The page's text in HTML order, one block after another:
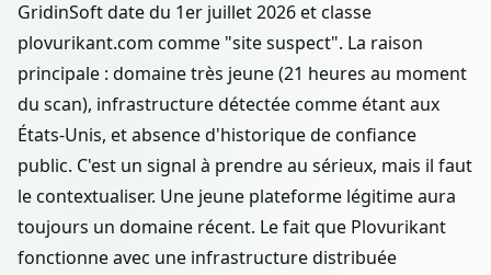
GridinSoft date du 1er juillet 2026 et classe
plovurikant.com comme "site suspect". La raison
principale : domaine très jeune (21 heures au moment
du scan), infrastructure détectée comme étant aux
États-Unis, et absence d'historique de confiance
public. C'est un signal à prendre au sérieux, mais il faut
le contextualiser. Une jeune plateforme légitime aura
toujours un domaine récent. Le fait que Plovurikant
fonctionne avec une infrastructure distribuée